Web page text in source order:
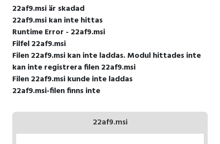
22af9.msi är skadad
22af9.msi kan inte hittas
Runtime Error - 22af9.msi
Filfel 22af9.msi
Filen 22af9.msi kan inte laddas. Modul hittades inte
kan inte registrera filen 22af9.msi
Filen 22af9.msi kunde inte laddas
22af9.msi-filen finns inte
22af9.msi